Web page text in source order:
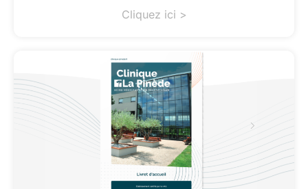
Cliquez ici >